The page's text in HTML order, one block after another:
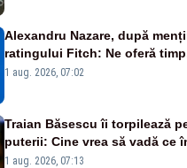
Alexandru Nazare, după
ratingului Fitch: Ne oferă
1 aug. 2026, 07:02
Traian Băsescu îi torpilează
puterii: Cine vrea să vadă ce
fii prost, se uită la România
1 aug. 2026, 07:13